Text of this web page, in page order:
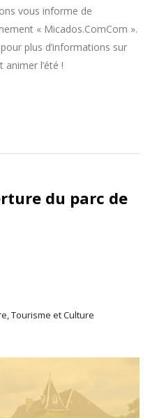
vous informe de
« Micados.ComCom ».
plus d’informations sur
l’été !
du parc de
Tourisme et Culture